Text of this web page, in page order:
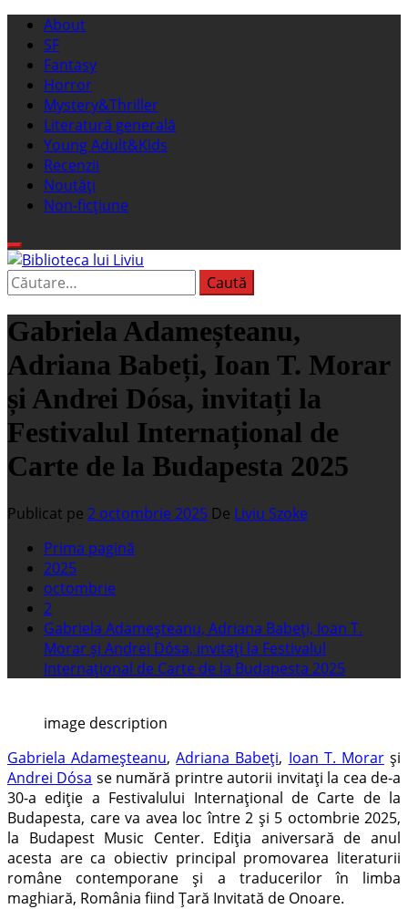
Sari
conținut
Meniu
principal
About
SF
Fantasy
Horror
Mystery&Thriller
Literatură generală
Young Adult&Kids
Recenzii
Noutăți
Non-ficțiune
Biblioteca lui Liviu
Fostul blog FanSF
Caută
după:
Gabriela Adameșteanu,
Adriana Babeți, Ioan T. Morar
și Andrei Dósa, invitați la
Festivalul Internațional de
Carte de la Budapesta 2025
Publicat pe 2 octombrie 2025 De Liviu Szoke
Prima pagină
2025
octombrie
2
Gabriela Adameșteanu, Adriana Babeți, Ioan T.
Morar și Andrei Dósa, invitați la Festivalul
Internațional de Carte de la Budapesta 2025
image description
Gabriela Adameșteanu,Adriana Babeți, Ioan T. Morarși
Andrei Dósa se numără printre autorii invitați la cea de-a
30-a ediție a Festivalului Internațional de Carte de la
Budapesta, care va avea loc între 2 și 5 octombrie 2025,
la Budapest Music Center. Ediția aniversară de anul
acesta are ca obiectiv principal promovarea literaturii
române contemporane și a traducerilor în limba
maghiară, România fiind Țară Invitată de Onoare.